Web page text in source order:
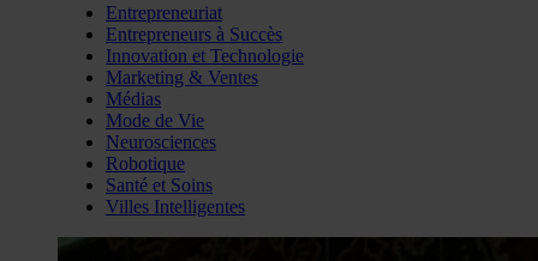
Entrepreneuriat
Entrepreneurs à Succès
Innovation et Technologie
Marketing & Ventes
Médias
Mode de Vie
Neurosciences
Robotique
Santé et Soins
Villes Intelligentes